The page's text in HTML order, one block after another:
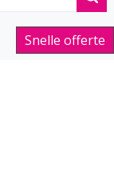
Snelle offerte